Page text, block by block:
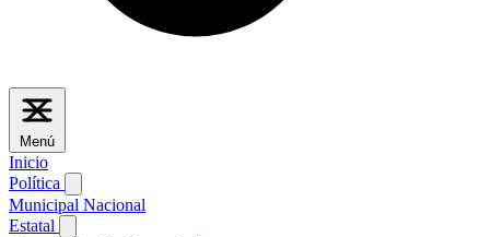
Menú
Inicio
Política
Municipal Nacional
Estatal